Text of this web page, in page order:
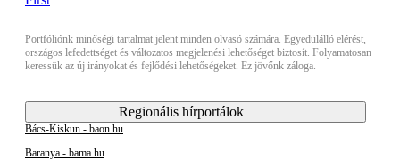
Portfóliónk minőségi tartalmat jelent minden olvasó számára. Egyedülálló elérést,
országos lefedettséget és változatos megjelenési lehetőséget biztosít. Folyamatosan
keressük az új irányokat és fejlődési lehetőségeket. Ez jövőnk záloga.
Regionális hírportálok
Bács-Kiskun - baon.hu
Baranya - bama.hu